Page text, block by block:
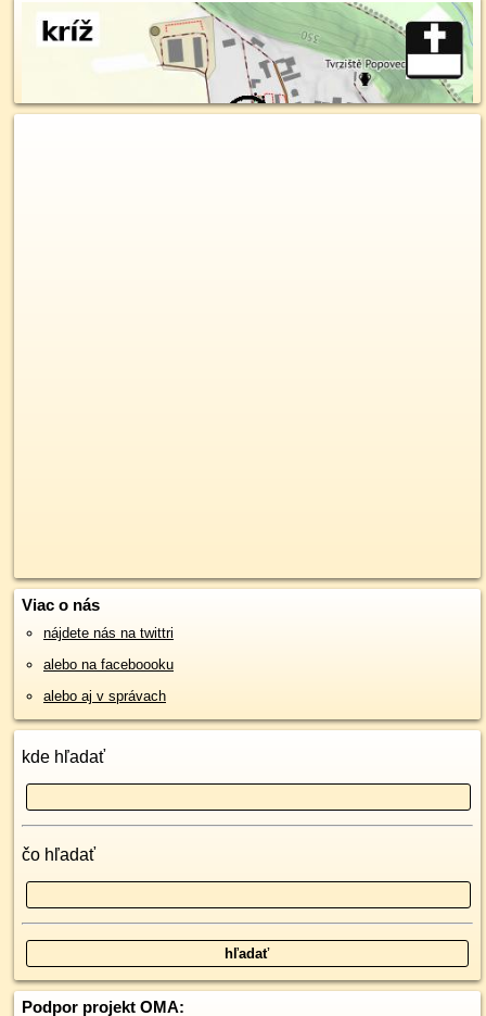
Viac o nás
nájdete nás na twittri
alebo na faceboooku
alebo aj v správach
kde hľadať
čo hľadať
Podpor projekt OMA: